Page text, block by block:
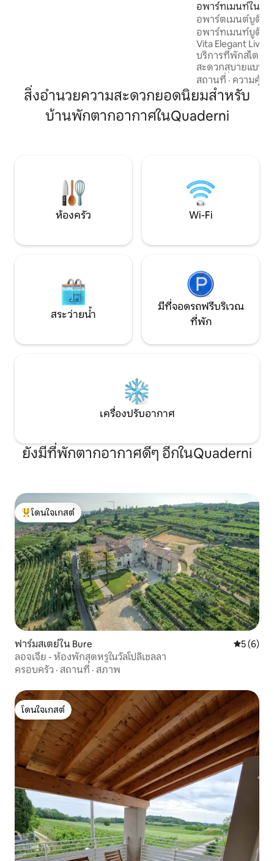
อพาร์ทเมนท์ใน เวโ
อพาร์ตเมนต์บูติก •
ตรา
อพาร์ทเมนท์บูติกลาดอล
Vita Elegant Living
บริการที่พักสไตล์อิ
สะดวกสบายแบบโ
เข้าพักที่ให้ความ
ทำเลที่ตั้งดีเยี่ยม • การพักผ่อนระดับ
พรีเมียม: 2 ห้องน
เมมโมรี่โฟมความห
สะอาด: €55 • ภาษี
คืน สำหรับ 4 คืนแร
สถานที่ · ความคุ้ม
สิ่งอำนวยความสะดวกยอดนิยมสำหรับ
บ้านพักตากอากาศในQuaderni
ห้องครัว Wi-Fi
สระว่ายน้ำ
มีที่จอดรถฟรีบริเวณ
ที่พัก
เครื่องปรับอากาศ
ยังมีที่พักตากอากาศดีๆ อีกในQuaderni
โดนใจเกสต์ที่สุด
โดนใจเกสต์
ฟาร์มสเตย์ใน Bure คะแนนเฉ
5 (6)
ลอจเจีย - ห้องพักสุดหรูในวัลโปลิเชลลา
ครอบครัว · สถานที่ · สภาพ
โดนใจเกสต์
โดนใจเกสต์